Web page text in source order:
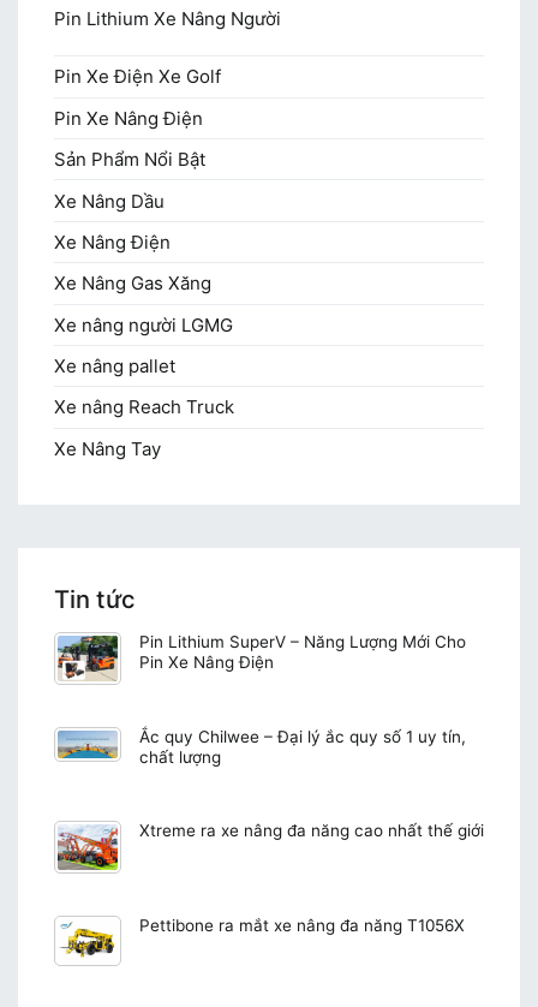
Pin Lithium Xe Nâng Người
Pin Xe Điện Xe Golf
Pin Xe Nâng Điện
Sản Phẩm Nổi Bật
Xe Nâng Dầu
Xe Nâng Điện
Xe Nâng Gas Xăng
Xe nâng người LGMG
Xe nâng pallet
Xe nâng Reach Truck
Xe Nâng Tay
Tin tức
Pin Lithium SuperV – Năng Lượng Mới Cho
Pin Xe Nâng Điện
Ắc quy Chilwee – Đại lý ắc quy số 1 uy tín,
chất lượng
Xtreme ra xe nâng đa năng cao nhất thế giới
Pettibone ra mắt xe nâng đa năng T1056X